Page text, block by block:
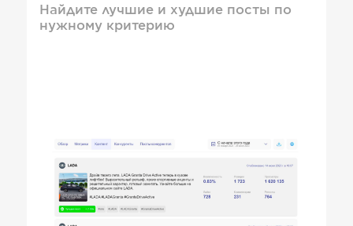
Найдите лучшие и худшие посты по
нужному критерию